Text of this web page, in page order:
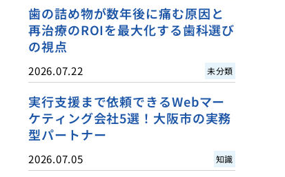
歯の詰め物が数年後に痛む原因と
再治療のROIを最大化する歯科選び
の視点
2026.07.22 未分類
実行支援まで依頼できるWebマー
ケティング会社5選！大阪市の実務
型パートナー
2026.07.05 知識